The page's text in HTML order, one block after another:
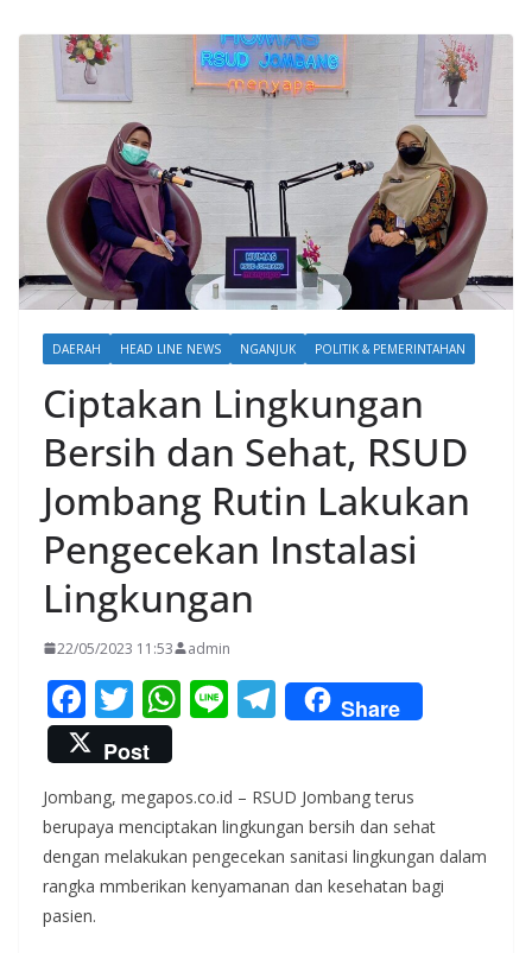
DAERAH HEAD LINE NEWS NGANJUK POLITIK & PEMERINTAHAN
Ciptakan Lingkungan
Bersih dan Sehat, RSUD
Jombang Rutin Lakukan
Pengecekan Instalasi
Lingkungan
22/05/2023 11:53 admin
F
ac
e
b
o
o
k
T
w
itt
er
W
s
A
p
Li T
el
gr
a
m
Share
Post
Jombang, megapos.co.id – RSUD Jombang terus
berupaya menciptakan lingkungan bersih dan sehat
dengan melakukan pengecekan sanitasi lingkungan dalam
rangka mmberikan kenyamanan dan kesehatan bagi
pasien.